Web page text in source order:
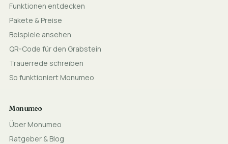
Funktionen entdecken
Pakete & Preise
Beispiele ansehen
QR-Code für den Grabstein
Trauerrede schreiben
So funktioniert Monumeo
Monumeo
Über Monumeo
Ratgeber & Blog